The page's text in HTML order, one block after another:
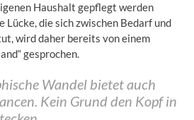
Haushalt gepflegt werden
Lücke, die sich zwischen Bedarf und
wird daher bereits von einem
gesprochen.
Wandel bietet auch
Kein Grund den Kopf in